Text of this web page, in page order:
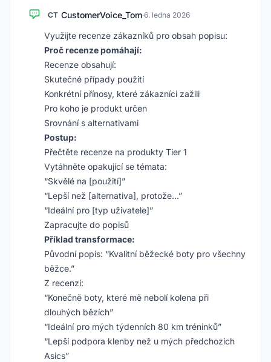
CT CustomerVoice_Tom·6. ledna 2026
Využijte recenze zákazníků pro obsah popisu:
Proč recenze pomáhají:
Recenze obsahují:
Skutečné případy použití
Konkrétní přínosy, které zákazníci zažili
Pro koho je produkt určen
Srovnání s alternativami
Postup:
Přečtěte recenze na produkty Tier 1
Vytáhněte opakující se témata:
“Skvělé na [použití]”
“Lepší než [alternativa], protože…”
“Ideální pro [typ uživatele]”
Zapracujte do popisů
Příklad transformace:
Původní popis: “Kvalitní běžecké boty pro všechny
běžce.”
Z recenzí:
“Konečně boty, které mě nebolí kolena při
dlouhých bězích”
“Ideální pro mých týdenních 80 km tréninků”
“Lepší podpora klenby než u mých předchozích
Asics”